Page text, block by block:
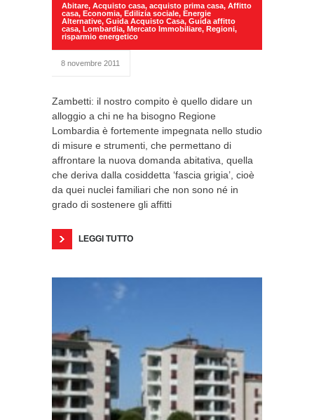
Abitare, Acquisto casa, acquisto prima casa, Affitto
casa, Economia, Edilizia sociale, Energie
Alternative, Guida Acquisto Casa, Guida affitto
casa, Lombardia, Mercato Immobiliare, Regioni,
risparmio energetico
8 novembre 2011
Zambetti: il nostro compito è quello didare un
alloggio a chi ne ha bisogno Regione
Lombardia è fortemente impegnata nello studio
di misure e strumenti, che permettano di
affrontare la nuova domanda abitativa, quella
che deriva dalla cosiddetta ‘fascia grigia’, cioè
da quei nuclei familiari che non sono né in
grado di sostenere gli affitti
LEGGI TUTTO